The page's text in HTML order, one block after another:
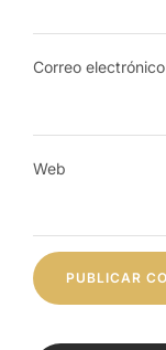
Correo electrónico
Web